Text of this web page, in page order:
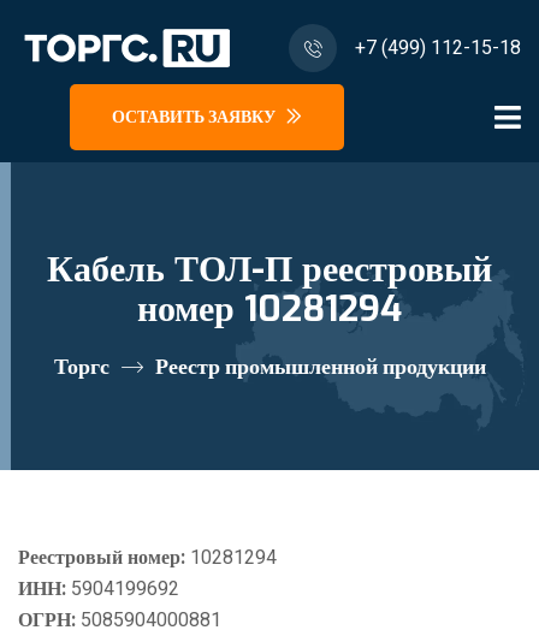
+7 (499) 112-15-18
ОСТАВИТЬ ЗАЯВКУ
Кабель ТОЛ-П реестровый
номер 10281294
Торгс Реестр промышленной продукции
Реестровый номер: 10281294
ИНН: 5904199692
ОГРН: 5085904000881